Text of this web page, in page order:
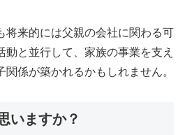
将来的には父親の会社に関わる可
動と並行して、家族の事業を支え
係が築かれるかもしれません。
いますか？